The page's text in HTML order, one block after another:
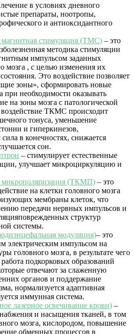
в условиях дневного
препараты, ноотропы,
и антиоксидантного
магнитная стимуляция (ТМС) – это
методика стимуляции
импульсом заданных
мозга , с целью изменения их
Это воздействие позволяет
зоны», сформировать новые
при необходимости оказывать
на зоны мозга с патологической
ТКМС происходит
тонуса, уменьшение
и гиперкинезов,
сила в конечностях, снижается
сон.
– стимулирует естественные
улучшает микроциркуляцию и
микрополяризация (ТКМП) – это
на клетки головного мозга
мембраны клеток, что
передачи нервных импульсов и
структур
системы.
модуляция)– это
электрическим импульсом на
головного мозга, в результате чего
подкорковых образований
отвечают за слаженную
органов и поддержание
нормализуется адаптивная
иммунная система.
лазерное освечивание крови) –
и насыщения тканей, в том
мозга, кислородом, повышение
обменных процессов в